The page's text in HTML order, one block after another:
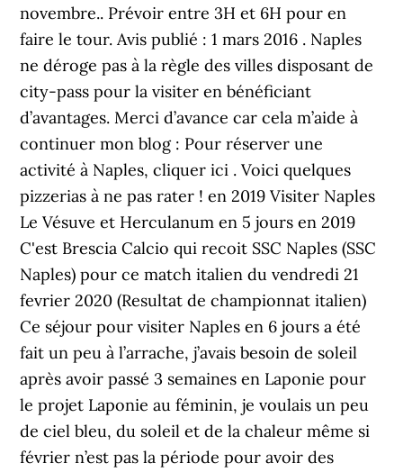
novembre.. Prévoir entre 3H et 6H pour en
faire le tour. Avis publié : 1 mars 2016 . Naples
ne déroge pas à la règle des villes disposant de
city-pass pour la visiter en bénéficiant
d’avantages. Merci d’avance car cela m’aide à
continuer mon blog : Pour réserver une
activité à Naples, cliquer ici . Voici quelques
pizzerias à ne pas rater ! en 2019 Visiter Naples
Le Vésuve et Herculanum en 5 jours en 2019
C'est Brescia Calcio qui recoit SSC Naples (SSC
Naples) pour ce match italien du vendredi 21
fevrier 2020 (Resultat de championnat italien)
Ce séjour pour visiter Naples en 6 jours a été
fait un peu à l’arrache, j’avais besoin de soleil
après avoir passé 3 semaines en Laponie pour
le projet Laponie au féminin, je voulais un peu
de ciel bleu, du soleil et de la chaleur même si
février n’est pas la période pour avoir des